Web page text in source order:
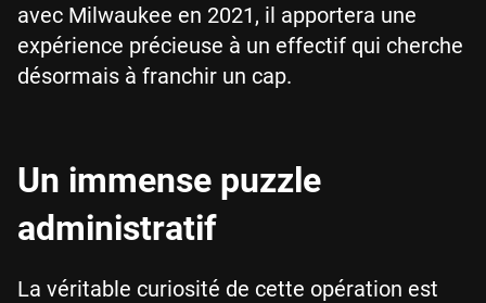
avec Milwaukee en 2021, il apportera une
expérience précieuse à un effectif qui cherche
désormais à franchir un cap.
Un immense puzzle
administratif
La véritable curiosité de cette opération est